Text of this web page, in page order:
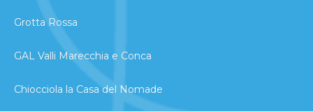
Grotta Rossa
GAL Valli Marecchia e Conca
Chiocciola la Casa del Nomade